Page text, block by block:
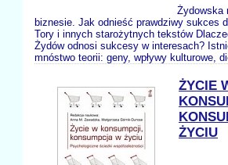
Żydowska
biznesie. Jak odnieść prawdziwy sukces
Tory i innych starożytnych tekstów
Żydów odnosi sukcesy w interesach?
mnóstwo teorii: geny, wpływy kulturowe,
ŻYCIE
ŻYCIU